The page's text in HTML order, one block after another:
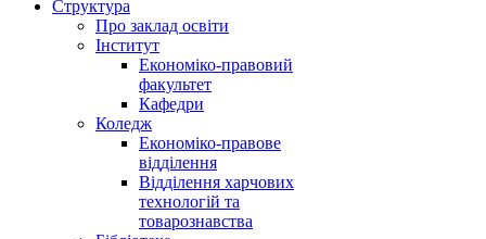
Структура
Про заклад освіти
Інститут
Економіко-правовий
факультет
Кафедри
Коледж
Економіко-правове
відділення
Відділення харчових
технологій та
товарознавства